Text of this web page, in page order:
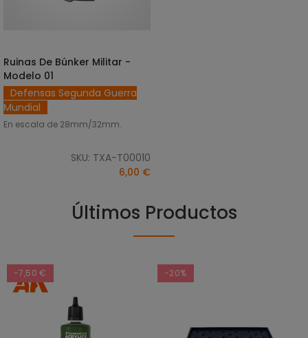
AÑADIR AL CARRITO
Ruinas De Búnker Militar -
Modelo 01
Defensas Segunda Guerra
Mundial
En escala de 28mm/32mm.
SKU: TXA-T00010
6,00 €
Últimos Productos
-7,50 € -20%